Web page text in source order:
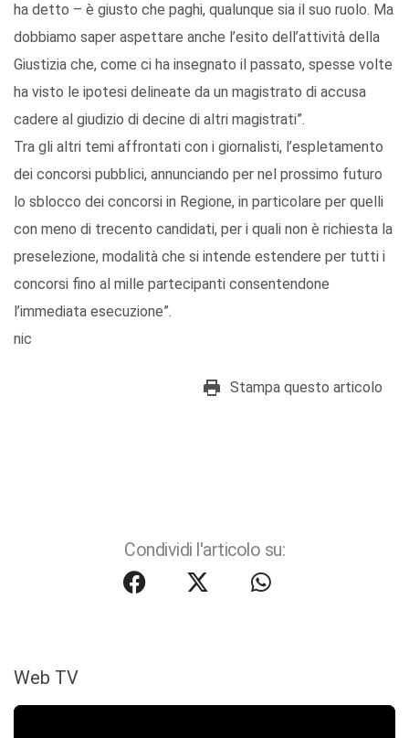
ha detto – è giusto che paghi, qualunque sia il suo ruolo. Ma
dobbiamo saper aspettare anche l’esito dell’attività della
Giustizia che, come ci ha insegnato il passato, spesse volte
ha visto le ipotesi delineate da un magistrato di accusa
cadere al giudizio di decine di altri magistrati”.
Tra gli altri temi affrontati con i giornalisti, l’espletamento
dei concorsi pubblici, annunciando per nel prossimo futuro
lo sblocco dei concorsi in Regione, in particolare per quelli
con meno di trecento candidati, per i quali non è richiesta la
preselezione, modalità che si intende estendere per tutti i
concorsi fino al mille partecipanti consentendone
l’immediata esecuzione”.
nic
Stampa questo articolo
Condividi l'articolo su:
Web TV